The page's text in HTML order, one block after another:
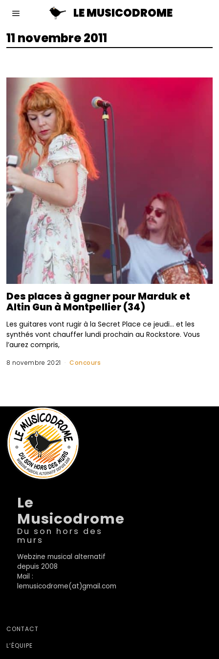
LE MUSICODROME
11 novembre 2011
Des places à gagner pour Marduk et
Altin Gun à Montpellier (34)
Les guitares vont rugir à la Secret Place ce jeudi… et les
synthés vont chauffer lundi prochain au Rockstore. Vous
l’aurez compris,
8 novembre 2021 Concours
Le
Musicodrome
Du son hors des
murs
Webzine musical alternatif
depuis 2008
Mail :
lemusicodrome(at)gmail.com
CONTACT
L’ÉQUIPE